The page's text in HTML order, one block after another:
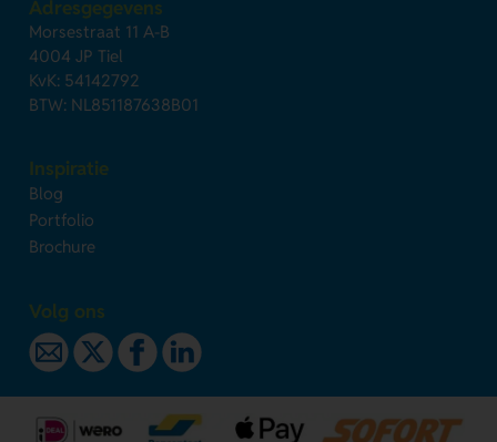
Adresgegevens
Morsestraat 11 A-B
4004 JP Tiel
KvK: 54142792
BTW: NL851187638B01
Inspiratie
Blog
Portfolio
Brochure
Volg ons